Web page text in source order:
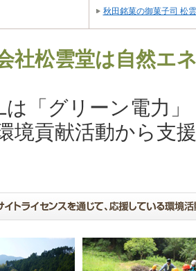
秋田銘菓の御菓子司 松
社松雲堂は自然エ
は「グリーン電力
境貢献活動から支